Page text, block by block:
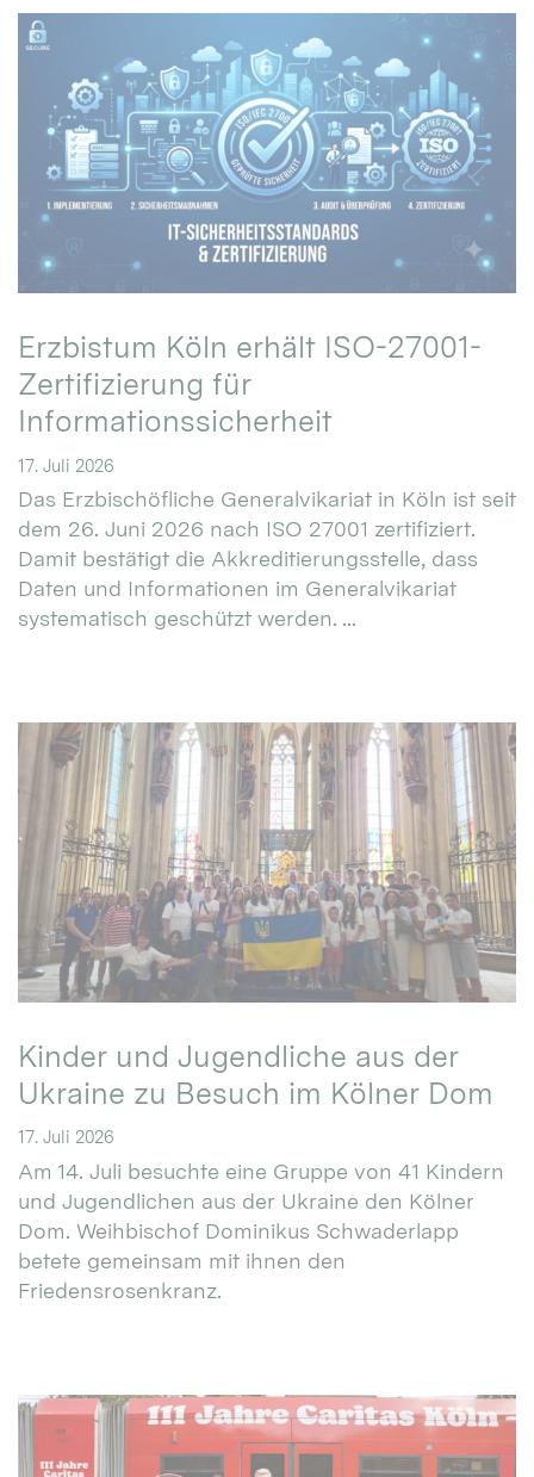
Erzbistum Köln erhält ISO-27001-
Zertifizierung für
Informationssicherheit
17. Juli 2026
Das Erzbischöfliche Generalvikariat in Köln ist seit
dem 26. Juni 2026 nach ISO 27001 zertifiziert.
Damit bestätigt die Akkreditierungsstelle, dass
Daten und Informationen im Generalvikariat
systematisch geschützt werden. ...
Kinder und Jugendliche aus der
Ukraine zu Besuch im Kölner Dom
17. Juli 2026
Am 14. Juli besuchte eine Gruppe von 41 Kindern
und Jugendlichen aus der Ukraine den Kölner
Dom. Weihbischof Dominikus Schwaderlapp
betete gemeinsam mit ihnen den
Friedensrosenkranz.